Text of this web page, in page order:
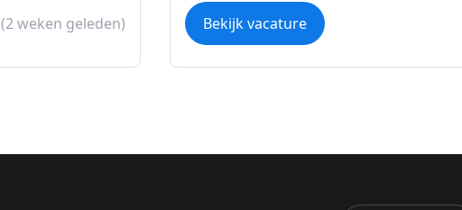
(2 weken geleden) Bekijk vacature